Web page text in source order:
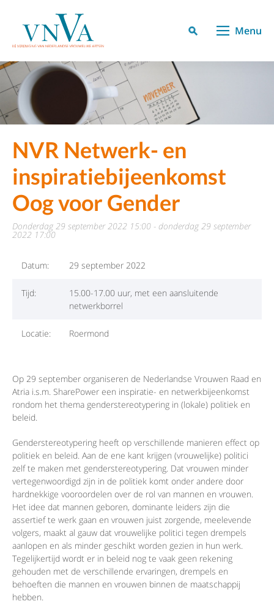
Menu
NVR Netwerk- en
inspiratiebijeenkomst
Oog voor Gender
donderdag 29 september 2022 15:00 - donderdag 29 september
2022 17:00
Datum: 29 september 2022
Tijd:
15.00-17.00 uur, met een aansluitende
netwerkborrel
Locatie: Roermond
Op 29 september organiseren de Nederlandse Vrouwen Raad en
Atria i.s.m. SharePower een inspiratie- en netwerkbijeenkomst
rondom het thema genderstereotypering in (lokale) politiek en
beleid.
Genderstereotypering heeft op verschillende manieren effect op
politiek en beleid. Aan de ene kant krijgen (vrouwelijke) politici
zelf te maken met genderstereotypering. Dat vrouwen minder
vertegenwoordigd zijn in de politiek komt onder andere door
hardnekkige vooroordelen over de rol van mannen en vrouwen.
Het idee dat mannen geboren, dominante leiders zijn die
assertief te werk gaan en vrouwen juist zorgende, meelevende
volgers, maakt al gauw dat vrouwelijke politici tegen drempels
aanlopen en als minder geschikt worden gezien in hun werk.
Tegelijkertijd wordt er in beleid nog te vaak geen rekening
gehouden met de verschillende ervaringen, drempels en
behoeften die mannen en vrouwen binnen de maatschappij
hebben.